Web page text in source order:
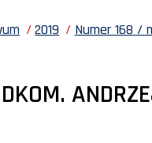
2019 Numer 168 /